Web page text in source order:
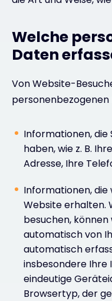
Welche
Daten
Von Website-
Informationen, die
haben, wie z. B.
Adresse, Ihre
Informationen, die
Website erhalten.
besuchen,
automatisch von
automatisch
insbesondere Ihre
eindeutige
Browsertyp, der